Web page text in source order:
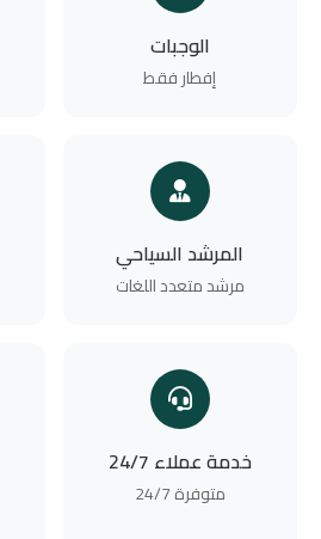
الوجبات
إفطار فقط
المرشد السياحي
مرشد متعدد اللغات
خدمة عملاء 24/7
متوفرة 24/7